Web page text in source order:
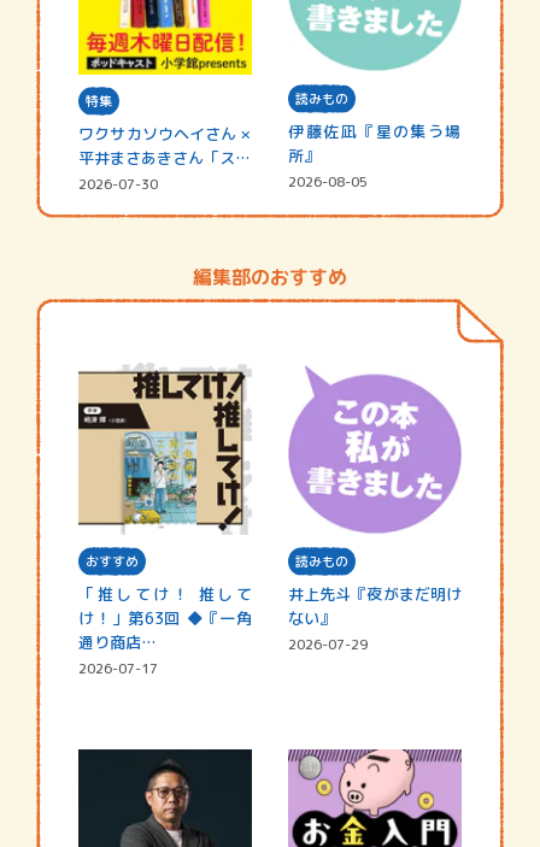
特集
ワクサカソウヘイさん ×
平井まさあきさん「スペ
シャ…
2026-07-30
読みもの
伊藤佐凪『星の集う場
所』
2026-08-05
編集部のおすすめ
おすすめ
「推してけ！ 推して
け！」第63回 ◆『一角
通り商店…
2026-07-17
読みもの
井上先斗『夜がまだ明け
ない』
2026-07-29